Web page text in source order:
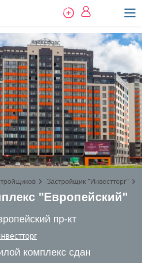
Застройщик "Инвестторг"
"Европейский"
пр-кт
комплекс сдан